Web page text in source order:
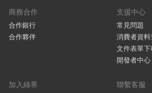
商務合作
合作銀行
合作夥伴
支援中心
常見問題
消費者資料
文件表單下
開發者中心
加入綠界 聯繫客服